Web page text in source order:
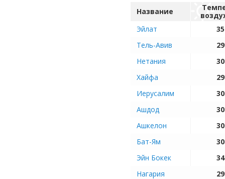
Название
Эйлат
Тель-Авив
Нетания
Хайфа
Иерусалим
Ашдод
Ашкелон
Бат-Ям
Эйн Бокек
Нагария